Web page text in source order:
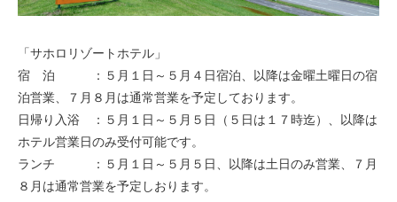
「サホロリゾートホテル」
宿 泊 ：５月１日～５月４日宿泊、以降は金曜土曜日の宿
泊営業、７月８月は通常営業を予定しております。
日帰り入浴 ：５月１日～５月５日（５日は１７時迄）、以降は
ホテル営業日のみ受付可能です。
ランチ ：５月１日～５月５日、以降は土日のみ営業、７月
８月は通常営業を予定しおります。